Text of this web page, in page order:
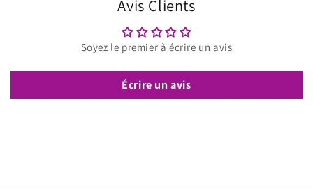
Avis Clients
Soyez le premier à écrire un avis
Écrire un avis